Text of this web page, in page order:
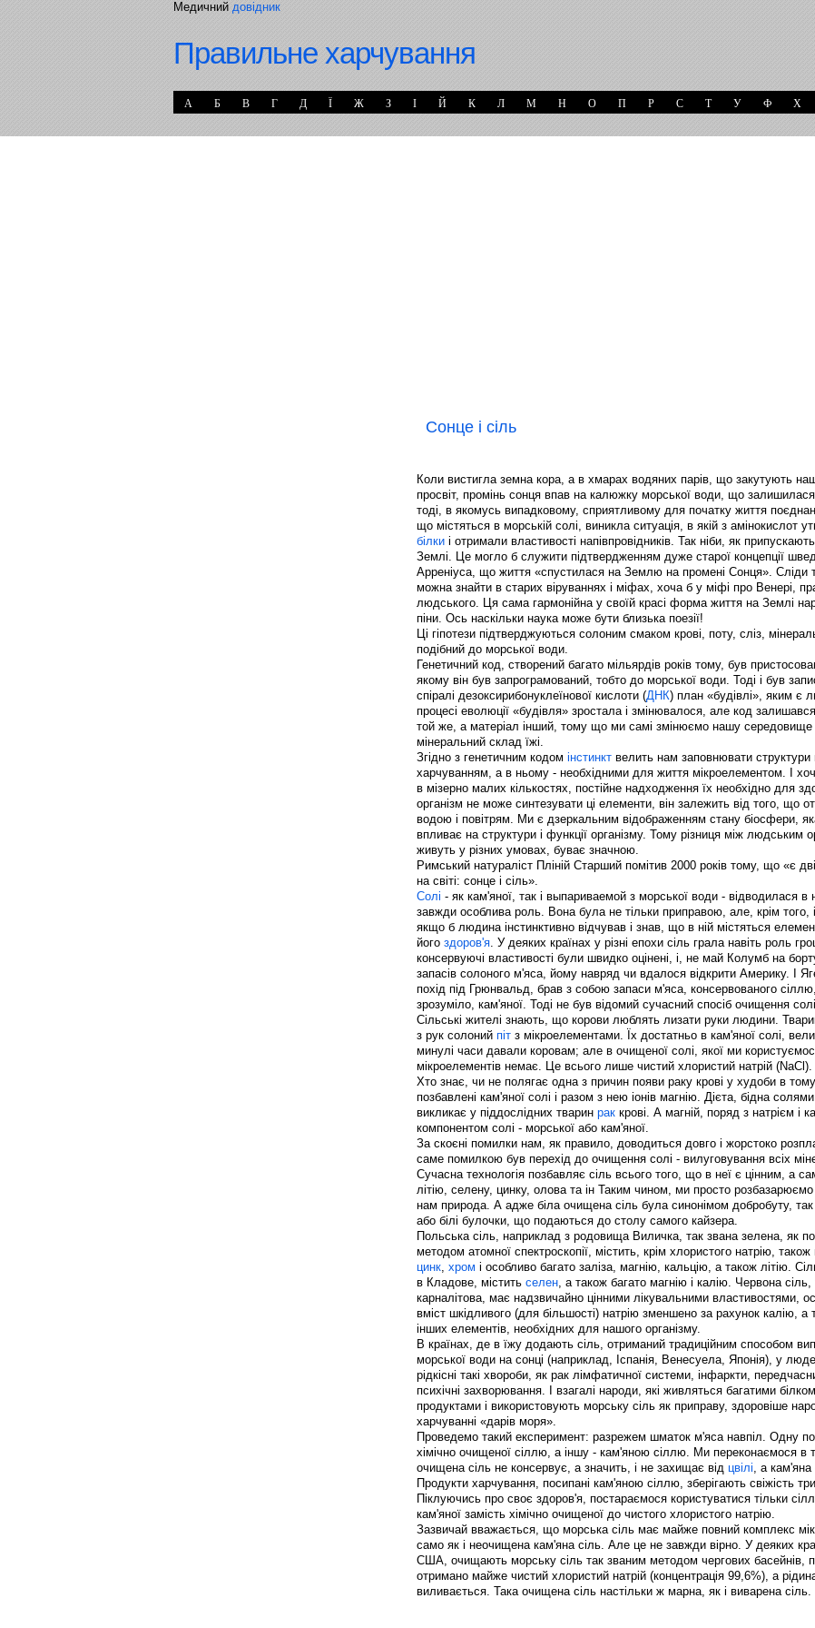
Медичнийдовідник
Правильне харчування
А Б В Г Д Ї Ж З І Й К Л М Н О П Р С Т У Ф Х
Сонце і сіль
Коли вистигла земна кора, а в хмарах водяних парів, що закутують
просвіт, промінь сонця впав на калюжку морської води, що залишилася
тоді, в якомусь випадковому, сприятливому для початку життя
що містяться в морській солі, виникла ситуація, в якій з амінокислот
білки і отримали властивості напівпровідників. Так ніби, як
Землі. Це могло б служити підтвердженням дуже старої концепції
Арреніуса, що життя «спустилася на Землю на промені Сонця». Сліди
можна знайти в старих віруваннях і міфах, хоча б у міфі про Венері,
людського. Ця сама гармонійна у своїй красі форма життя на Землі
піни. Ось наскільки наука може бути близька поезії!
Ці гіпотези підтверджуються солоним смаком крові, поту, сліз,
подібний до морської води.
Генетичний код, створений багато мільярдів років тому, був
якому він був запрограмований, тобто до морської води. Тоді і був
спіралі дезоксирибонуклеїнової кислоти (ДНК) план «будівлі», яким є
процесі еволюції «будівля» зростала і змінювалося, але код
той же, а матеріал інший, тому що ми самі змінюємо нашу середовище
мінеральний склад їжі.
Згідно з генетичним кодом інстинкт велить нам заповнювати структури
харчуванням, а в ньому - необхідними для життя мікроелементом. І
в мізерно малих кількостях, постійне надходження їх необхідно для
організм не може синтезувати ці елементи, він залежить від того, що
водою і повітрям. Ми є дзеркальним відображенням стану біосфери,
впливає на структури і функції організму. Тому різниця між людським
живуть у різних умовах, буває значною.
Римський натураліст Пліній Старший помітив 2000 років тому, що «є
на світі: сонце і сіль».
Солі - як кам'яної, так і выпариваемой з морської води - відводилася в
завжди особлива роль. Вона була не тільки приправою, але, крім того,
якщо б людина інстинктивно відчував і знав, що в ній містяться
його здоров'я. У деяких країнах у різні епохи сіль грала навіть роль
консервуючі властивості були швидко оцінені, і, не май Колумб на
запасів солоного м'яса, йому навряд чи вдалося відкрити Америку. І
похід під Грюнвальд, брав з собою запаси м'яса, консервованого
зрозуміло, кам'яної. Тоді не був відомий сучасний спосіб очищення
Сільські жителі знають, що корови люблять лизати руки людини.
з рук солоний піт з мікроелементами. Їх достатньо в кам'яної солі,
минулі часи давали коровам; але в очищеної солі, якої ми
мікроелементів немає. Це всього лише чистий хлористий натрій (NaCl).
Хто знає, чи не полягає одна з причин появи раку крові у худоби в
позбавлені кам'яної солі і разом з нею іонів магнію. Дієта, бідна
викликає у піддослідних тварин рак крові. А магній, поряд з натрієм і
компонентом солі - морської або кам'яної.
За скоєні помилки нам, як правило, доводиться довго і жорстоко
саме помилкою був перехід до очищення солі - вилуговування всіх
Сучасна технологія позбавляє сіль всього того, що в неї є цінним, а
літію, селену, цинку, олова та ін Таким чином, ми просто розбазарюємо
нам природа. А адже біла очищена сіль була синонімом добробуту,
або білі булочки, що подаються до столу самого кайзера.
Польська сіль, наприклад з родовища Виличка, так звана зелена, як
методом атомної спектроскопії, містить, крім хлористого натрію,
цинк, хром і особливо багато заліза, магнію, кальцію, а також літію.
в Кладове, містить селен, а також багато магнію і калію. Червона сіль,
карналітова, має надзвичайно цінними лікувальними властивостями,
вміст шкідливого (для більшості) натрію зменшено за рахунок калію, а
інших елементів, необхідних для нашого організму.
В країнах, де в їжу додають сіль, отриманий традиційним способом
морської води на сонці (наприклад, Іспанія, Венесуела, Японія), у
рідкісні такі хвороби, як рак лімфатичної системи, інфаркти,
психічні захворювання. І взагалі народи, які живляться багатими
продуктами і використовують морську сіль як приправу, здоровіше
харчуванні «дарів моря».
Проведемо такий експеримент: разрежем шматок м'яса навпіл. Одну
хімічно очищеної сіллю, а іншу - кам'яною сіллю. Ми переконаємося в
очищена сіль не консервує, а значить, і не захищає від цвілі, а кам'яна
Продукти харчування, посипані кам'яною сіллю, зберігають свіжість
Піклуючись про своє здоров'я, постараємося користуватися тільки
кам'яної замість хімічно очищеної до чистого хлористого натрію.
Зазвичай вважається, що морська сіль має майже повний комплекс
само як і неочищена кам'яна сіль. Але це не завжди вірно. У деяких
США, очищають морську сіль так званим методом чергових басейнів,
отримано майже чистий хлористий натрій (концентрація 99,6%), а рідина
виливається. Така очищена сіль настільки ж марна, як і виварена сіль.